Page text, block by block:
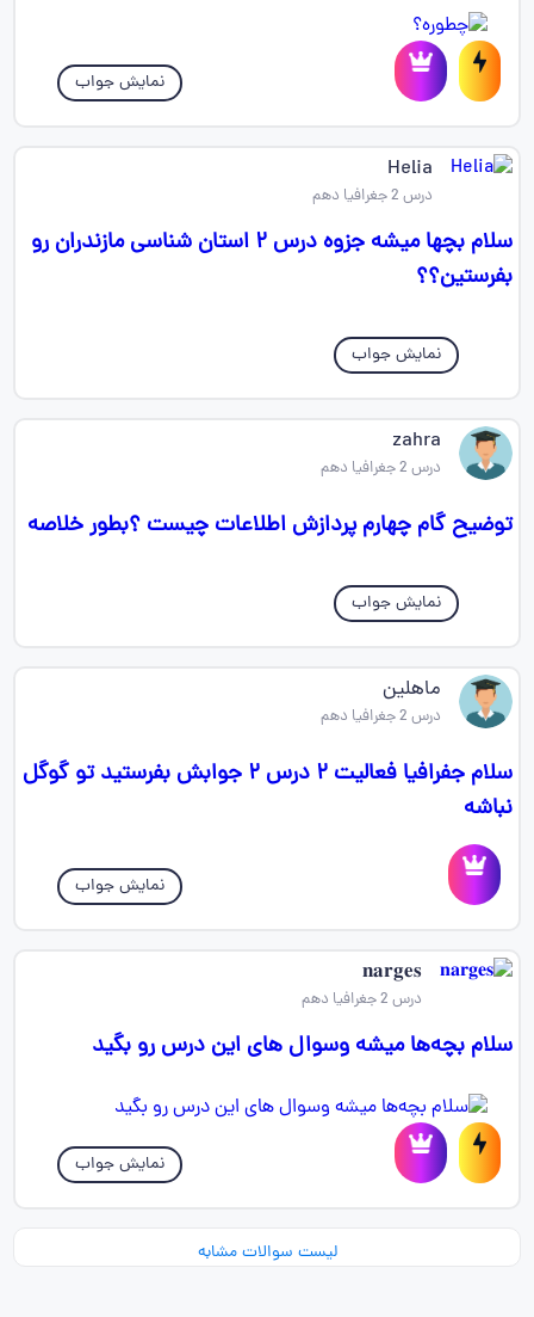
نمایش جواب
Helia
درس 2 جغرافیا دهم
سلام بچها میشه جزوه درس ۲ استان شناسی مازندران رو
بفرستین؟؟
نمایش جواب
zahra
درس 2 جغرافیا دهم
توضیح گام چهارم پردازش اطلاعات چیست ؟بطور خلاصه
نمایش جواب
ماهلین
درس 2 جغرافیا دهم
سلام جفرافیا فعالیت ۲ درس ۲ جوابش بفرستید تو گوگل
نباشه
نمایش جواب
𝐧𝐚𝐫𝐠𝐞𝐬
درس 2 جغرافیا دهم
سلام بچه‌ها میشه وسوال های این درس رو بگید
نمایش جواب
لیست سوالات مشابه